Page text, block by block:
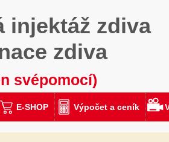
E-SHOP Výpočet a ceník
injektáž zdiva
zdiva
svépomocí)